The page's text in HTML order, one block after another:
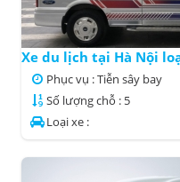
Xe du lịch tại Hà Nội
Phục vụ : Tiễn sây bay
Số lượng chỗ : 5
Loại xe :